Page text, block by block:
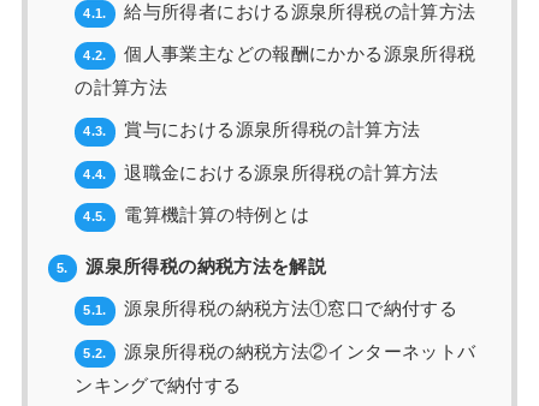
4.1. 給与所得者における源泉所得税の計算方法
4.2.
個人事業主などの報酬にかかる源泉所得税
の計算方法
4.3. 賞与における源泉所得税の計算方法
4.4. 退職金における源泉所得税の計算方法
4.5. 電算機計算の特例とは
5. 源泉所得税の納税方法を解説
5.1. 源泉所得税の納税方法①窓口で納付する
5.2.
源泉所得税の納税方法②インターネットバ
ンキングで納付する